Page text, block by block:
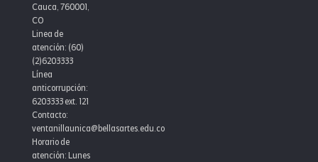
Cauca, 760001,
CO
Linea de
atención: (60)
(2)6203333
Línea
anticorrupción:
6203333 ext. 121
Contacto:
ventanillaunica@bellasartes.edu.co
Horario de
atención: Lunes